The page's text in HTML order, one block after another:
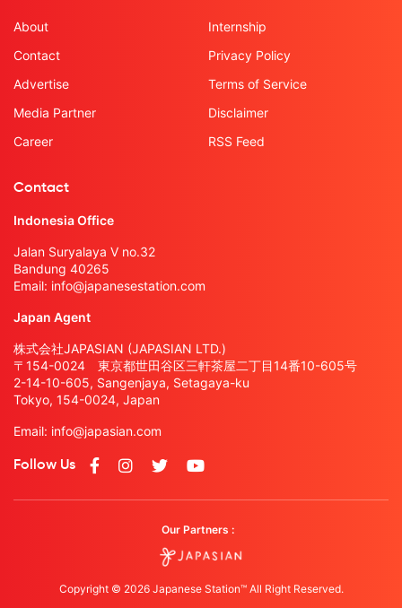
About
Contact
Advertise
Media Partner
Career
Internship
Privacy Policy
Terms of Service
Disclaimer
RSS Feed
Contact
Indonesia Office
Jalan Suryalaya V no.32
Bandung 40265
Email: info@japanesestation.com
Japan Agent
株式会社JAPASIAN (JAPASIAN LTD.)
〒154-0024 東京都世田谷区三軒茶屋二丁目14番10-605号
2-14-10-605, Sangenjaya, Setagaya-ku
Tokyo, 154-0024, Japan
Email: info@japasian.com
Follow Us
Our Partners :
Copyright © 2026 Japanese Station™ All Right Reserved.